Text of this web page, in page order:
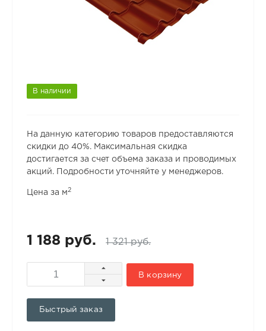
В наличии
На данную категорию товаров предоставляются
скидки до 40%. Максимальная скидка
достигается за счет объема заказа и проводимых
акций. Подробности уточняйте у менеджеров.
Цена за м 2
1 188 руб. 1 321 руб.
В корзину
Быстрый заказ